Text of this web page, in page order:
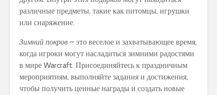
различные предметы, такие как питомцы, игрушки
или снаряжение.
Зимний покров – это веселое и захватывающее время,
когда игроки могут насладиться зимними радостями
в мире Warcraft. Присоединяйтесь к праздничным
мероприятиям, выполняйте задания и достижения,
чтобы получить ценные награды и создать новые